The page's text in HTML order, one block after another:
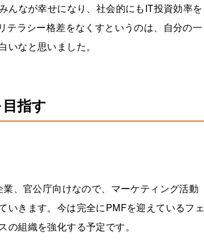
んなが幸せになり、社会的にもIT投資効率を
ラシー格差をなくすというのは、自分の一
なと思いました。
指す
、官公庁向けなので、マーケティング活動
いきます。今は完全にPMFを迎えているフェ
組織を強化する予定です。